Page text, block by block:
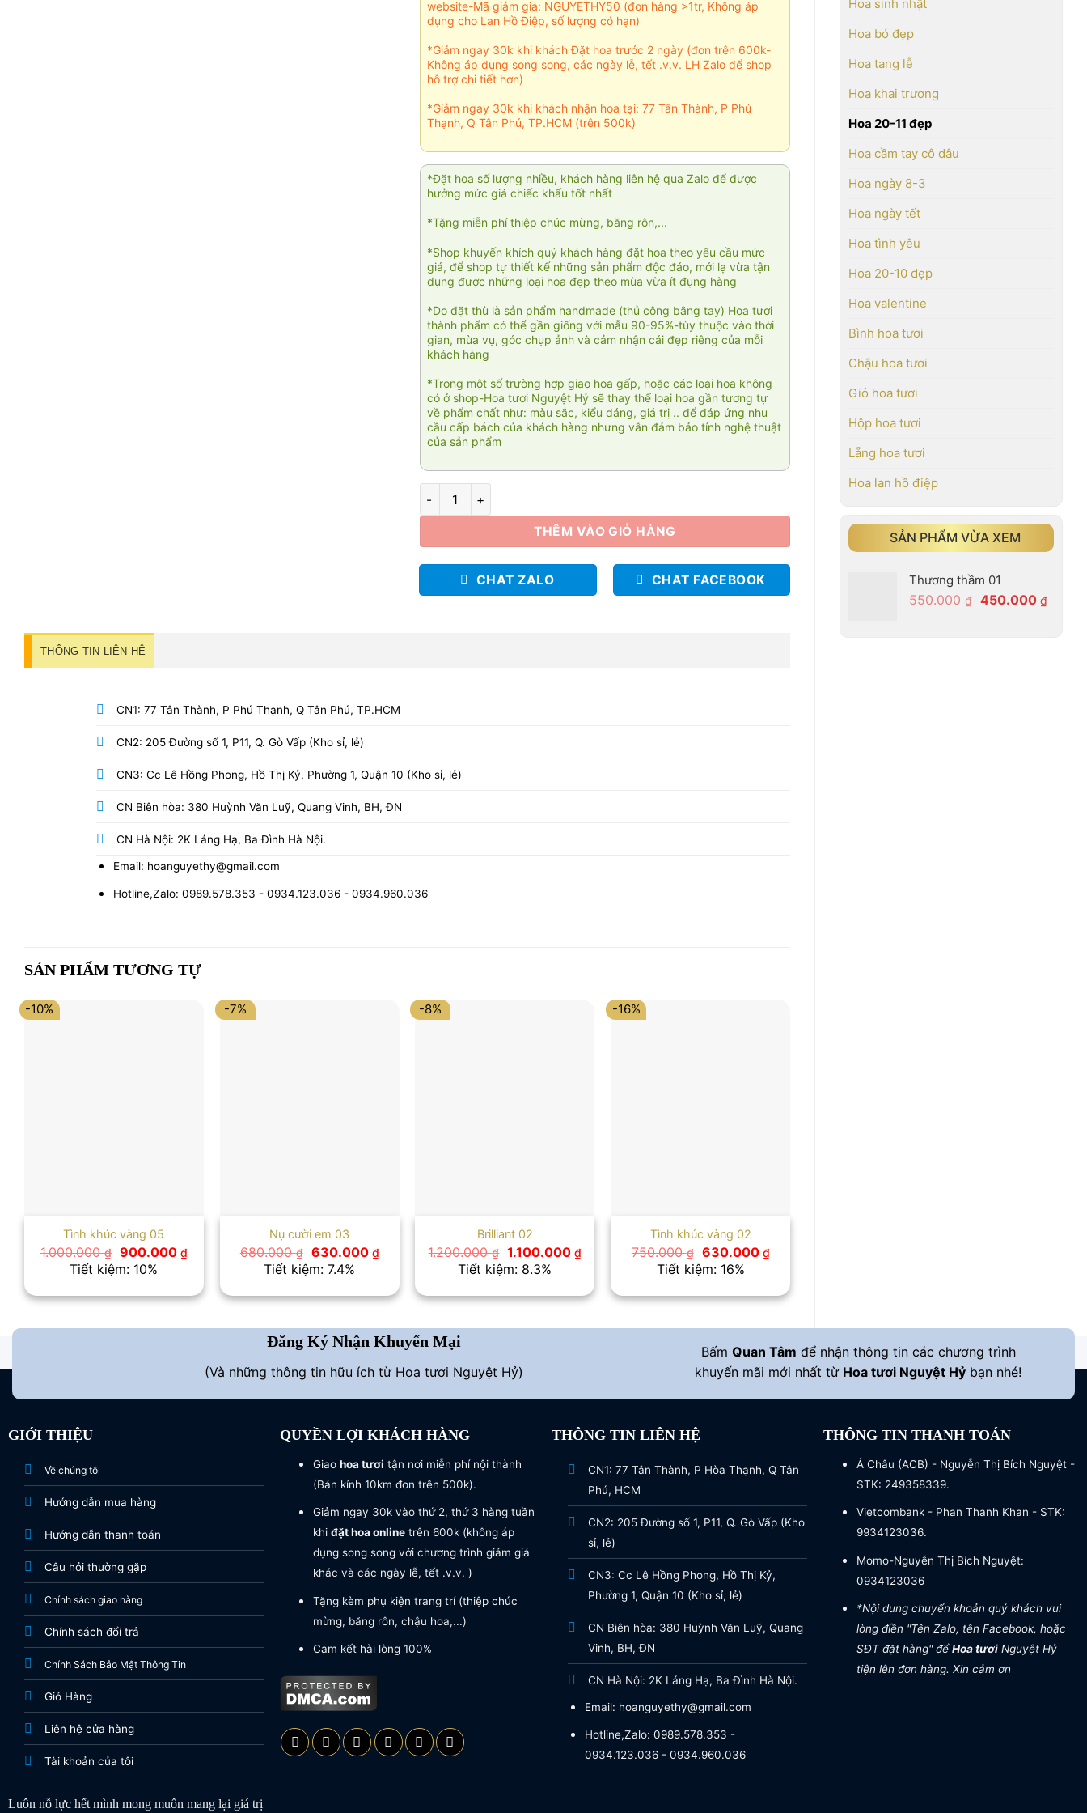
Hoa sinh nhật
Hoa bó đẹp
Hoa tang lễ
Hoa khai trương
Hoa 20-11 đẹp
Hoa cầm tay cô dâu
Hoa ngày 8-3
Hoa ngày tết
Hoa tình yêu
Hoa 20-10 đẹp
Hoa valentine
Bình hoa tươi
Chậu hoa tươi
Giỏ hoa tươi
Hộp hoa tươi
Lẵng hoa tươi
Hoa lan hồ điệp
SẢN PHẨM VỪA XEM
Thương thầm 01
550.000₫ Giá
450.000 ₫Giá
website-Mã giảm giá: NGUYETHY50 (đơn hàng >1tr, Không áp
dụng cho Lan Hồ Điệp, số lượng có hạn)
*Giảm ngay 30k khi khách Đặt hoa trước 2 ngày (đơn trên 600k-
Không áp dụng song song, các ngày lễ, tết .v.v. LH Zalo để shop
hỗ trợ chi tiết hơn)
*Giảm ngay 30k khi khách nhận hoa tại: 77 Tân Thành, P Phú
Thạnh, Q Tân Phú, TP.HCM (trên 500k)
*Đặt hoa số lượng nhiều, khách hàng liên hệ qua Zalo để được
hưởng mức giá chiếc khấu tốt nhất
*Tặng miễn phí thiệp chúc mừng, băng rôn,...
*Shop khuyến khích quý khách hàng đặt hoa theo yêu cầu mức
giá, để shop tự thiết kế những sản phẩm độc đáo, mới lạ vừa tận
dụng được những loại hoa đẹp theo mùa vừa ít đụng hàng
*Do đặt thù là sản phẩm handmade (thủ công bằng tay) Hoa tươi
thành phẩm có thể gần giống với mẫu 90-95%-tùy thuộc vào thời
gian, mùa vụ, góc chụp ảnh và cảm nhận cái đẹp riêng của mỗi
khách hàng
*Trong một số trường hợp giao hoa gấp, hoặc các loại hoa không
có ở shop-Hoa tươi Nguyệt Hỷ sẽ thay thế loại hoa gần tương tự
về phẩm chất như: màu sắc, kiểu dáng, giá trị .. để đáp ứng nhu
cầu cấp bách của khách hàng nhưng vẫn đảm bảo tính nghệ thuật
của sản phẩm
Giỏ hoa chúc mừng 009 số lượng
THÊM VÀO GIỎ HÀNG
CHAT ZALO CHAT FACEBOOK
THÔNG TIN LIÊN HỆ
CN1: 77 Tân Thành, P Phú Thạnh, Q Tân Phú, TP.HCM
CN2: 205 Đường số 1, P11, Q. Gò Vấp (Kho sỉ, lẻ)
CN3: Cc Lê Hồng Phong, Hồ Thị Kỷ, Phường 1, Quận 10 (Kho sỉ, lẻ)
CN Biên hòa: 380 Huỳnh Văn Luỹ, Quang Vinh, BH, ĐN
CN Hà Nội: 2K Láng Hạ, Ba Đình Hà Nội.
Email: hoanguyethy@gmail.com
Hotline,Zalo: 0989.578.353 - 0934.123.036 - 0934.960.036
SẢN PHẨM TƯƠNG TỰ
-10%
Tình khúc vàng 05
1.000.000₫ Giá
gốc
là:
900.000 ₫Giá
hiện
là:
900.000 ₫.
Tiết kiệm: 10%
-7%
Nụ cười em 03
680.000₫
Giá
gốc
là:
630.000 ₫Giá
hiện
630.000 ₫.
Tiết kiệm: 7.4%
-8%
Brilliant 02
1.200.000₫ Giá
gốc
là:
1.100.000₫Giá
là:
1.100.000 ₫.
Tiết kiệm: 8.3%
-16%
Tình khúc vàng 02
750.000₫
Giá
gốc
là:
630.000 ₫Giá
hiện
630.000 ₫.
Tiết kiệm: 16%
Đăng Ký Nhận Khuyến Mại
(Và những thông tin hữu ích từ Hoa tươi Nguyệt Hỷ)
Bấm Quan Tâm để nhận thông tin các chương trình
khuyến mãi mới nhất từ Hoa tươi Nguyệt Hỷ bạn nhé!
GIỚI THIỆU
Về chúng tôi
Hướng dẫn mua hàng
Hướng dẫn thanh toán
Câu hỏi thường gặp
Chính sách giao hàng
Chính sách đổi trả
Chính Sách Bảo Mật Thông Tin
Giỏ Hàng
Liên hệ cửa hàng
Tài khoản của tôi
Luôn nỗ lực hết mình mong muốn mang lại giá trị
QUYỀN LỢI KHÁCH HÀNG
Giao hoa tươi tận nơi miễn phí nội thành
(Bán kính 10km đơn trên 500k).
Giảm ngay 30k vào thứ 2, thứ 3 hàng tuần
khi đặt hoa onlinetrên 600k (không áp
dụng song song với chương trình giảm giá
khác và các ngày lễ, tết .v.v. )
Tặng kèm phụ kiện trang trí (thiệp chúc
mừng, băng rôn, chậu hoa,...)
Cam kết hài lòng 100%
THÔNG TIN LIÊN HỆ
CN1: 77 Tân Thành, P Hòa Thạnh, Q Tân
Phú, HCM
CN2: 205 Đường số 1, P11, Q. Gò Vấp (Kho
sỉ, lẻ)
CN3: Cc Lê Hồng Phong, Hồ Thị Kỷ,
Phường 1, Quận 10 (Kho sỉ, lẻ)
CN Biên hòa: 380 Huỳnh Văn Luỹ, Quang
Vinh, BH, ĐN
CN Hà Nội: 2K Láng Hạ, Ba Đình Hà Nội.
Email: hoanguyethy@gmail.com
Hotline,Zalo: 0989.578.353 -
0934.123.036 - 0934.960.036
THÔNG TIN THANH TOÁN
Á Châu (ACB) - Nguyễn Thị Bích Nguyệt -
STK: 249358339.
Vietcombank - Phan Thanh Khan - STK:
9934123036.
Momo-Nguyễn Thị Bích Nguyệt:
0934123036
*Nội dung chuyển khoản quý khách vui
lòng điền "Tên Zalo, tên Facebook, hoặc
SĐT đặt hàng" đểHoa tươiNguyệt Hỷ
tiện lên đơn hàng. Xin cảm ơn